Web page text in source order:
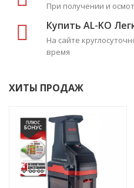
При получении и
Купить AL-KO
На сайте
время
ХИТЫ ПРОДАЖ